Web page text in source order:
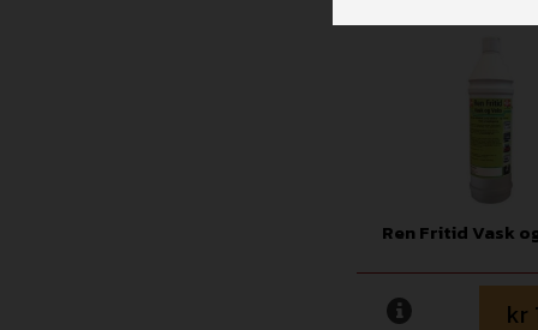
Ren Fritid Vask
kr